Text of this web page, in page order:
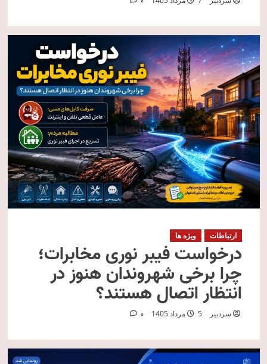
ارتباطات ویژه ها
درخواست فیبر نوری مخابرات؛
چرا برخی شهروندان هنوز در
انتظار اتصال هستند؟
سردبیر 5 مرداد 1405 0